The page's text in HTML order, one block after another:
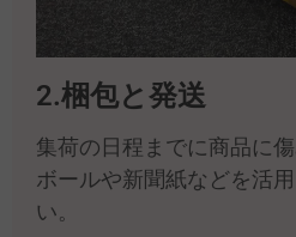
2.梱包と発送
集荷の日程までに商品に
ボールや新聞紙などを活
い。